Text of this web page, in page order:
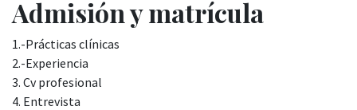
Admisión y matrícula
1.-Prácticas clínicas
2.-Experiencia
3. Cv profesional
4. Entrevista